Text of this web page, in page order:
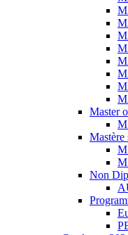
Master
Mastère
Non